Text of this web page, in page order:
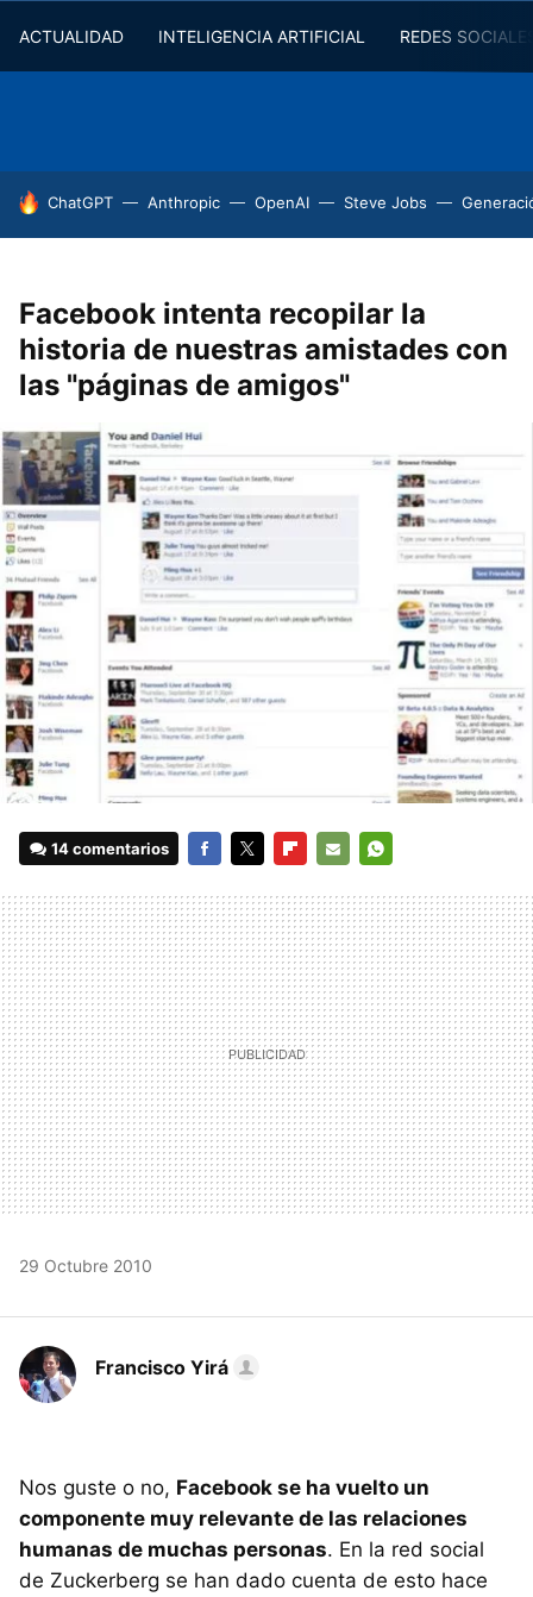
ACTUALIDAD INTELIGENCIA ARTIFICIAL REDES
HOY SE HABLA DE
ChatGPT Anthropic OpenAI Steve Jobs
Facebook intenta recopilar la
historia de nuestras amistades con
las "páginas de amigos"
14 comentarios
MAIL
29 Octubre 2010
Francisco Yirá
Nos guste o no, Facebook se ha vuelto un
componente muy relevante de las relaciones
humanas de muchas personas. En la red social
de Zuckerberg se han dado cuenta de esto hace